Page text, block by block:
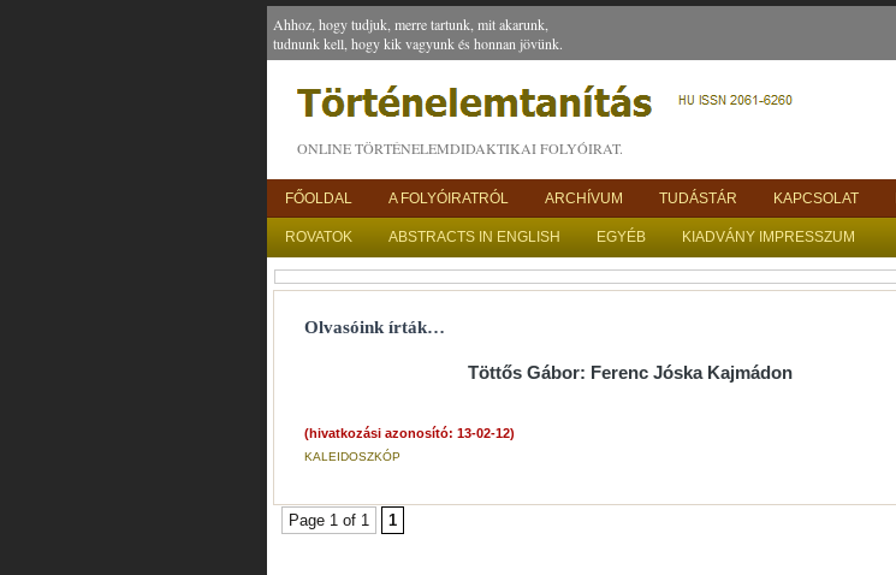
Ahhoz, hogy tudjuk, merre tartunk, mit akarunk,
tudnunk kell, hogy kik vagyunk és honnan jövünk.
ONLINE TÖRTÉNELEMDIDAKTIKAI FOLYÓIRAT.
FŐOLDAL A FOLYÓIRATRÓL ARCHÍVUM TUDÁSTÁR KAPCSOLAT
ROVATOK ABSTRACTS IN ENGLISH EGYÉB KIADVÁNY IMPRESSZUM
Olvasóink írták…
Töttős Gábor: Ferenc Jóska Kajmádon
(hivatkozási azonosító: 13-02-12)
KALEIDOSZKÓP
Page 1 of 1 1